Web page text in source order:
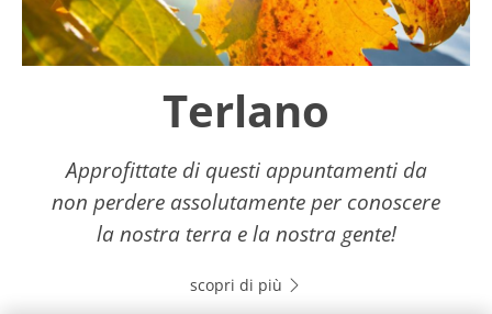
Terlano
Approfittate di questi appuntamenti da
non perdere assolutamente per conoscere
la nostra terra e la nostra gente!
scopri di più